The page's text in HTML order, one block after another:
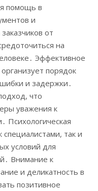
помощь в
и
от
на
Эффективное
порядок
и задержки․
что
уважения к
Психологическая
так и
условий для
Внимание к
и деликатность в
позитивное